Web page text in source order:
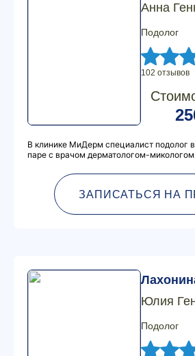
Анна
Подолог
102 отзывов
В клинике МиДерм специалист подолог
паре с врачом дерматологом-
ЗАПИСАТЬСЯ НА
Юлия
Подолог